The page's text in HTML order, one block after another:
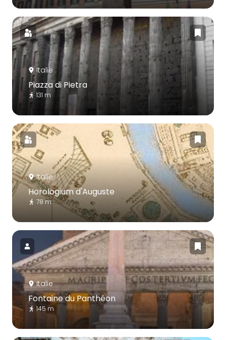
Italie
Piazza di Pietra
131 m
Italie
Horologium d'Auguste
78 m
Italie
Fontaine du Panthéon
145 m